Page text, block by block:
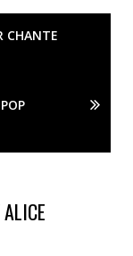
CHANTE
ALICE